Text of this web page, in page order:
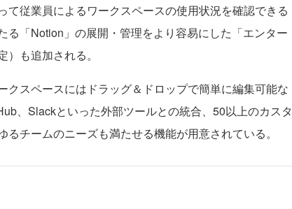
て従業員によるワークスペースの使用状況を確認できる
る「Notion」の展開・管理をより容易にした「エンター
も追加される。
スペースにはドラッグ＆ドロップで簡単に編集可能な
、Slackといった外部ツールとの統合、50以上のカスタ
チームのニーズも満たせる機能が用意されている。